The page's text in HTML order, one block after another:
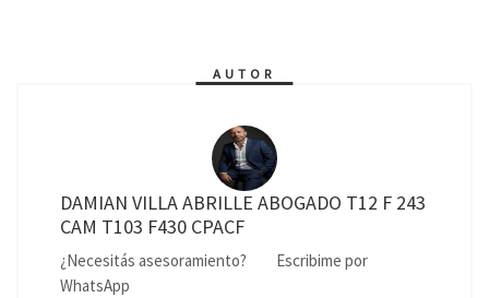
AUTOR
DAMIAN VILLA ABRILLE ABOGADO T12 F 243
CAM T103 F430 CPACF
¿Necesitás asesoramiento?
Escribime por
WhatsApp